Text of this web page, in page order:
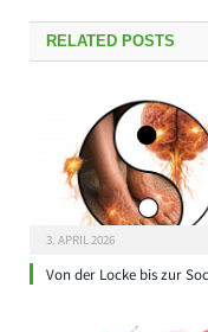
RELATED POSTS
3. APRIL 2026
Von der Locke bis zur